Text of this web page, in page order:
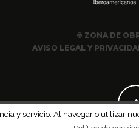
© ZONA DE
AVISO LEGAL Y
y servicio. Al navegar o utilizar